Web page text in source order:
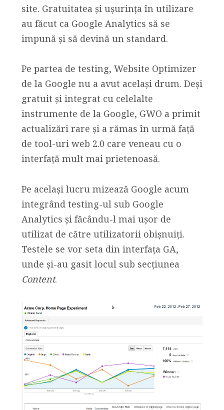
site. Gratuitatea și ușurința în utilizare
au făcut ca Google Analytics să se
impună și să devină un standard.
Pe partea de testing, Website Optimizer
de la Google nu a avut același drum. Deși
gratuit și integrat cu celelalte
instrumente de la Google, GWO a primit
actualizări rare și a rămas în urmă față
de tool-uri web 2.0 care veneau cu o
interfață mult mai prietenoasă.
Pe același lucru mizează Google acum
integrând testing-ul sub Google
Analytics și făcându-l mai ușor de
utilizat de către utilizatorii obișnuiți.
Testele se vor seta din interfața GA,
unde și-au gasit locul sub secțiunea
Content.